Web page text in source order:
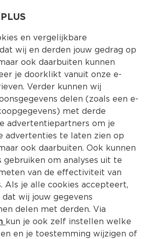
Kies jouw
en vergelijkbare
wij en derden jouw gedrag op
ook daarbuiten kunnen
je doorklikt vanuit onze e-
Verder kunnen wij
delen (zoals een e-
met derde
advertentiepartners om je
advertenties te laten zien op
ook daarbuiten. Ook kunnen
gebruiken om analyses uit te
van de effectiviteit van
Als je alle cookies accepteert,
wij jouw gegevens
delen met derden. Via
kun je ook zelf instellen welke
en je toestemming wijzigen of